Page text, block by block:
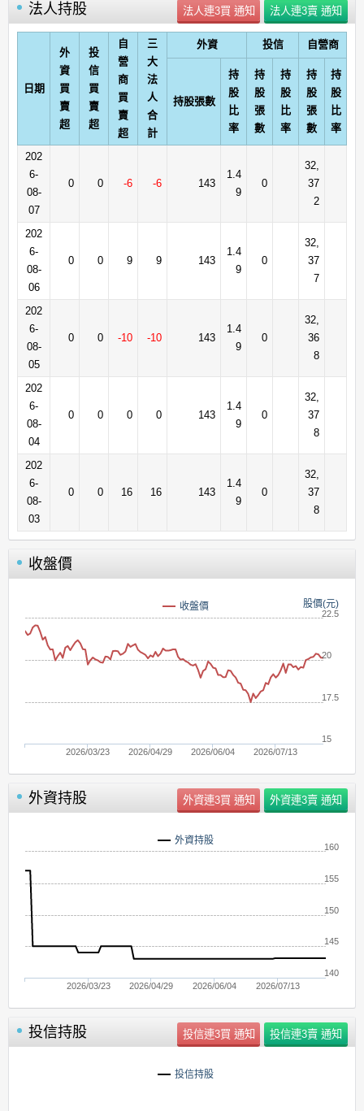
法人持股
日期
外
資
買
賣
超
投
信
買
賣
超
自
營
商
買
賣
超
三
大
法
人
合
計
外資 投信 自營商
持股張數
持
股
比
率
持
股
張
數
持
股
比
率
持
股
張
數
持
股
比
率
202
6-
08-
07
0 0 -6 -6 143
1.4
9
0
32,
37
2
202
6-
08-
06
0 0 9 9 143
1.4
9
0
32,
37
7
202
6-
08-
05
0 0 -10 -10 143
1.4
9
0
32,
36
8
202
6-
08-
04
0 0 0 0 143
1.4
9
0
32,
37
8
202
6-
08-
03
0 0 16 16 143
1.4
9
0
32,
37
8
收盤價
股價(元)
收盤價
2026/03/23 2026/04/29 2026/06/04 2026/07/13
20
15
17.5
22.5
外資持股
外資持股
2026/03/23 2026/04/29 2026/06/04 2026/07/13
140
145
150
155
160
投信持股
投信持股